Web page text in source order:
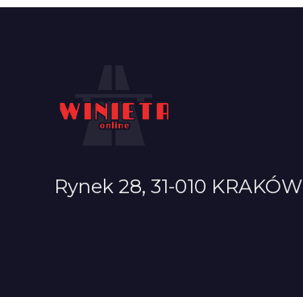
Rynek 28, 31-010 KRAKÓW